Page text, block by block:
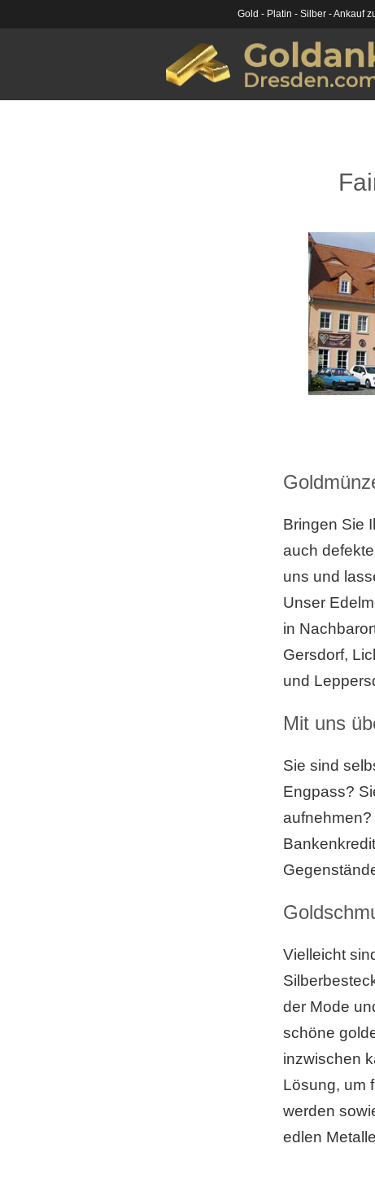
Gold - Platin - Silber - Ankauf
Bringen Sie
auch
uns und
Unser
in
Gersdorf,
und
Mit uns
Sie sind
Engpass?
Vielleicht
der Mode
schöne
inzwischen
Lösung, um
werden
edlen